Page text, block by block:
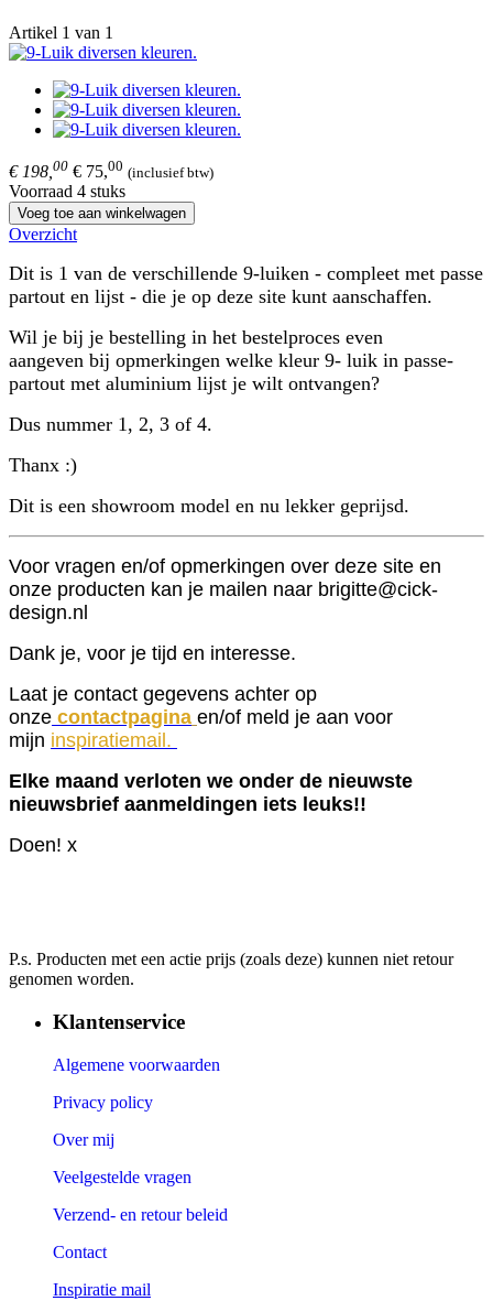
Artikel 1 van 1
€ 198, 00 € 75,00 (inclusief btw)
Voorraad 4 stuks
Voeg toe aan winkelwagen
Overzicht
Dit is 1 van de verschillende 9-luiken - compleet met passe
partout en lijst - die je op deze site kunt aanschaffen.
Wil je bij je bestelling in het bestelproces even
aangeven bij opmerkingen welke kleur 9- luik in passe-
partout met aluminium lijst je wilt ontvangen?
Dus nummer 1, 2, 3 of 4.
Thanx :)
Dit is een showroom model en nu lekker geprijsd.
Voor vragen en/of opmerkingen over deze site en
onze producten kan je mailen naar brigitte@cick-
design.nl
Dank je, voor je tijd en interesse.
Laat je contact gegevens achter op
onze contactpagina en/of meld je aan voor
mijn inspiratiemail.
Elke maand verloten we onder de nieuwste
nieuwsbrief aanmeldingen iets leuks!!
Doen! x
P.s. Producten met een actie prijs (zoals deze) kunnen niet retour
genomen worden.
Klantenservice
Algemene voorwaarden
Privacy policy
Over mij
Veelgestelde vragen
Verzend- en retour beleid
Contact
Inspiratie mail